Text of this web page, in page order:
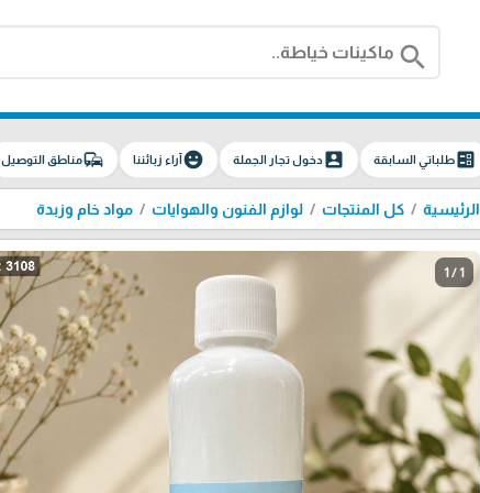
search
ballotطلباتي السابقة account_boxدخول تجار الجملة emoji_emotionsآراء زبائننا commuteمناطق التوصيل
الرئيسية كل المنتجات لوازم الفنون والهوايات مواد خام وزبدة
1 / 1